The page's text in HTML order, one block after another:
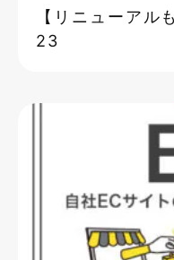
【リニューアル
23